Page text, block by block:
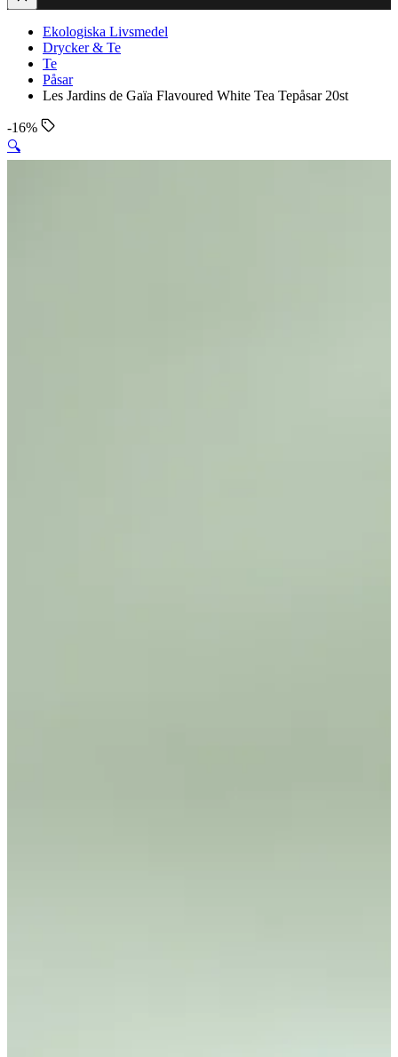
Ekologiska Livsmedel
Drycker & Te
Te
Påsar
Les Jardins de Gaïa Flavoured White Tea Tepåsar 20st
-16%
🔍